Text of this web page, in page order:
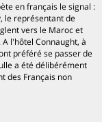
en français le signal :
le représentant de
vers le Maroc et
l'hôtel Connaught, à
préféré se passer de
a été délibérément
des Français non